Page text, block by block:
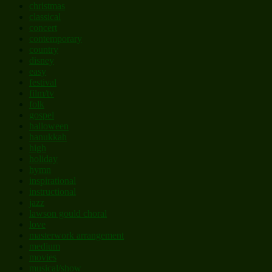
christmas
classical
concert
contemporary
country
disney
easy
festival
film/tv
folk
gospel
halloween
hanukkah
high
holiday
hymn
inspirational
instructional
jazz
lawson gould choral
love
masterwork arrangement
medium
movies
musical/show